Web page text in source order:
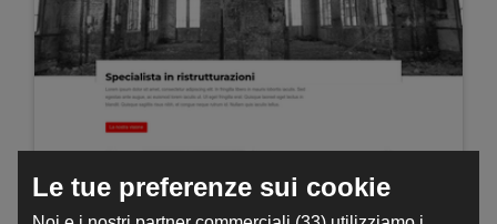
Professionale
Le tue preferenze sui cookie